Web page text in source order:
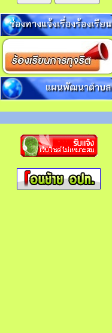
ช่องทางแจ้งเรื่องร้องเรียน
แผนพัฒนาตำบล